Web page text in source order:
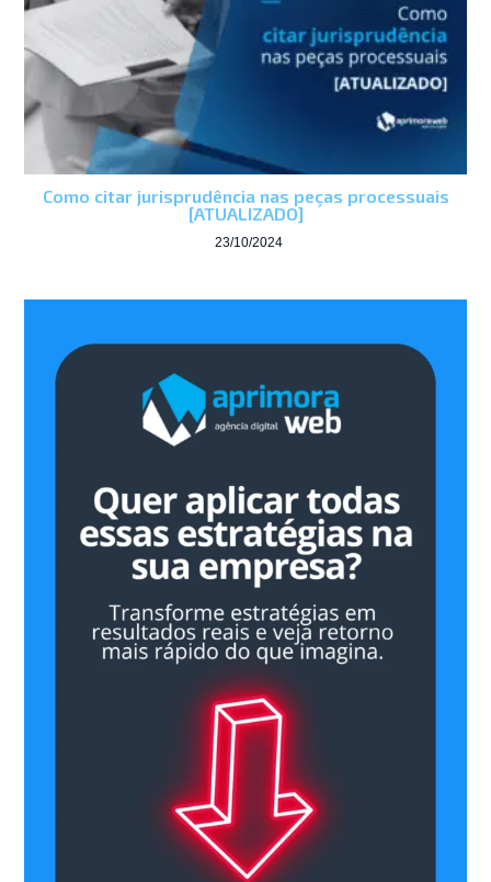
Como citar jurisprudência nas peças processuais
[ATUALIZADO]
23/10/2024